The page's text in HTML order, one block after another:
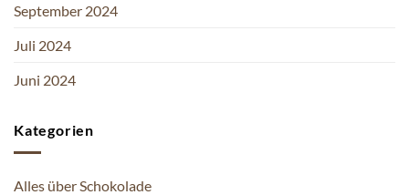
September 2024
Juli 2024
Juni 2024
Kategorien
Alles über Schokolade